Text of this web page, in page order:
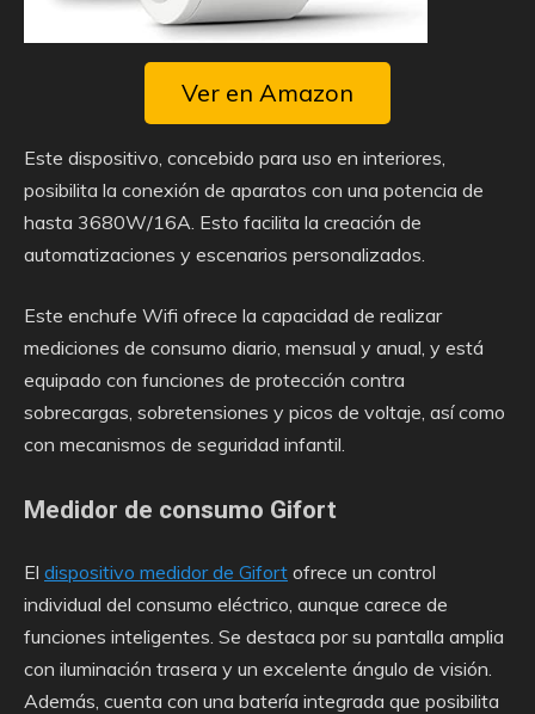
Ver en Amazon
Este dispositivo, concebido para uso en interiores,
posibilita la conexión de aparatos con una potencia de
hasta 3680W/16A. Esto facilita la creación de
automatizaciones y escenarios personalizados.
Este enchufe Wifi ofrece la capacidad de realizar
mediciones de consumo diario, mensual y anual, y está
equipado con funciones de protección contra
sobrecargas, sobretensiones y picos de voltaje, así como
con mecanismos de seguridad infantil.
Medidor de consumo Gifort
El dispositivo medidor de Gifort ofrece un control
individual del consumo eléctrico, aunque carece de
funciones inteligentes. Se destaca por su pantalla amplia
con iluminación trasera y un excelente ángulo de visión.
Además, cuenta con una batería integrada que posibilita